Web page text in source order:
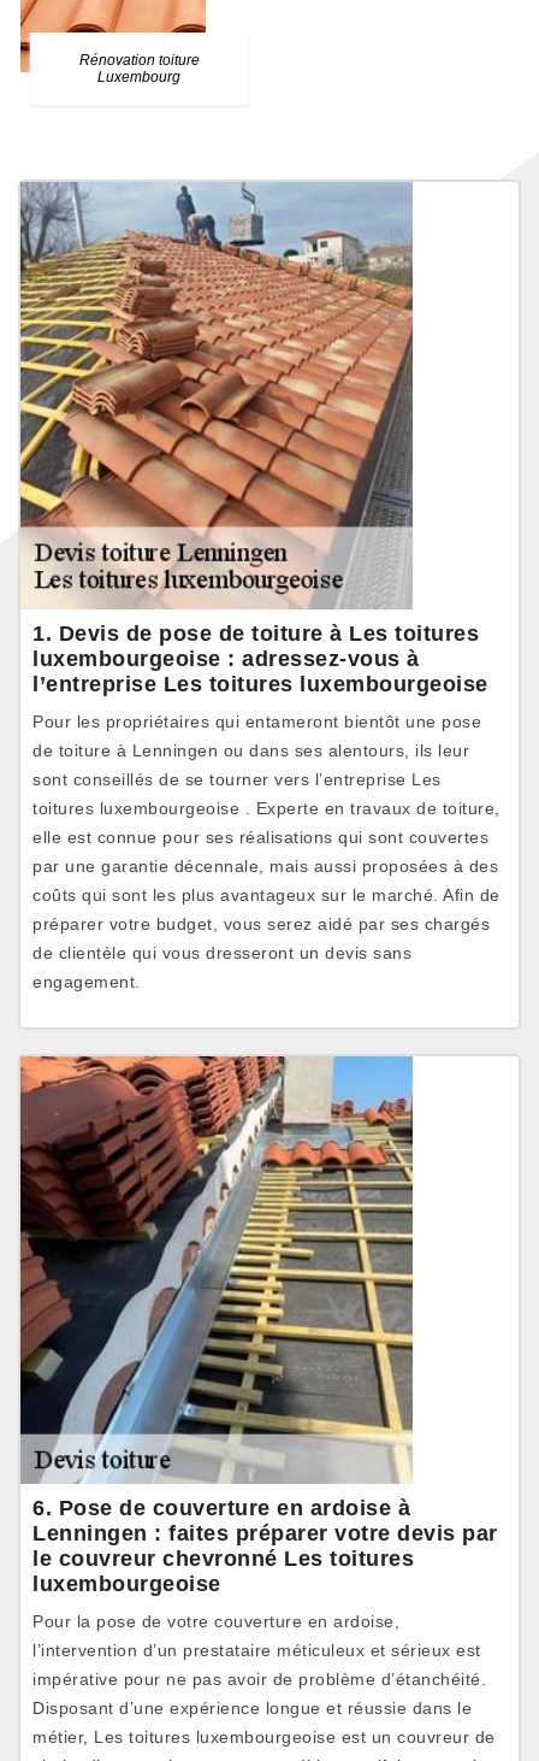
Rénovation toiture
Luxembourg
1. Devis de pose de toiture à Les toitures
luxembourgeoise : adressez-vous à
l’entreprise Les toitures luxembourgeoise
Pour les propriétaires qui entameront bientôt une pose
de toiture à Lenningen ou dans ses alentours, ils leur
sont conseillés de se tourner vers l’entreprise Les
toitures luxembourgeoise . Experte en travaux de toiture,
elle est connue pour ses réalisations qui sont couvertes
par une garantie décennale, mais aussi proposées à des
coûts qui sont les plus avantageux sur le marché. Afin de
préparer votre budget, vous serez aidé par ses chargés
de clientèle qui vous dresseront un devis sans
engagement.
6. Pose de couverture en ardoise à
Lenningen : faites préparer votre devis par
le couvreur chevronné Les toitures
luxembourgeoise
Pour la pose de votre couverture en ardoise,
l’intervention d’un prestataire méticuleux et sérieux est
impérative pour ne pas avoir de problème d’étanchéité.
Disposant d’une expérience longue et réussie dans le
métier, Les toitures luxembourgeoise est un couvreur de